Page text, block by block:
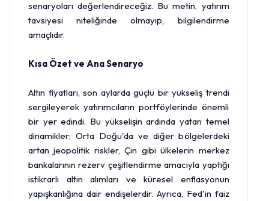
senaryoları değerlendireceğiz. Bu metin, yatırım
tavsiyesi niteliğinde olmayıp, bilgilendirme
amaçlıdır.
Kısa Özet ve Ana Senaryo
Altın fiyatları, son aylarda güçlü bir yükseliş trendi
sergileyerek yatırımcıların portföylerinde önemli
bir yer edindi. Bu yükselişin ardında yatan temel
dinamikler; Orta Doğu'da ve diğer bölgelerdeki
artan jeopolitik riskler, Çin gibi ülkelerin merkez
bankalarının rezerv çeşitlendirme amacıyla yaptığı
istikrarlı altın alımları ve küresel enflasyonun
yapışkanlığına dair endişelerdir. Ayrıca, Fed'in faiz